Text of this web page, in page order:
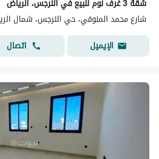
شقة 3 غرف نوم للبيع في النرجس، الرياض
شارع محمد المنوفي، حي النرجس، شمال
الإيميل
اتصال